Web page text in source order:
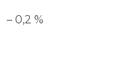
– 0,2 %